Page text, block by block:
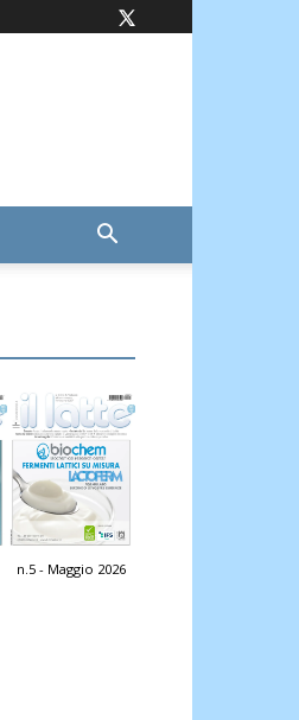
n.5 - Maggio 2026